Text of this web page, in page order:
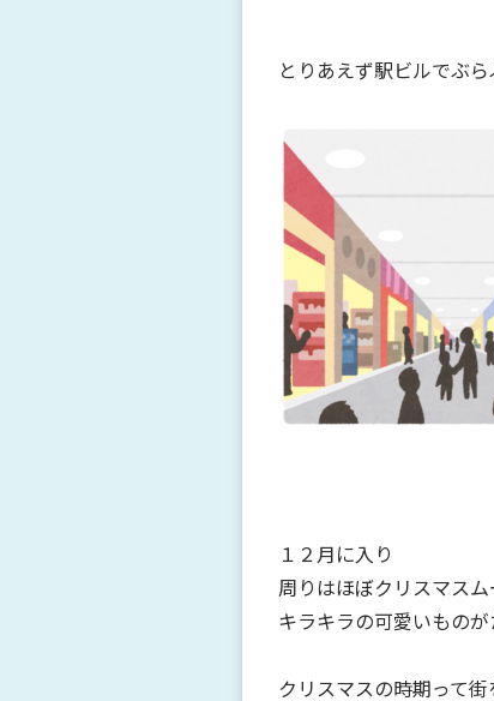
とりあえず駅ビルでぶ
１２月に入り
周りはほぼクリスマス
キラキラの可愛いもの
クリスマスの時期って